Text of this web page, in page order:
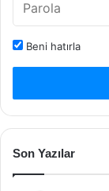
Beni hatırla
Son Yazılar